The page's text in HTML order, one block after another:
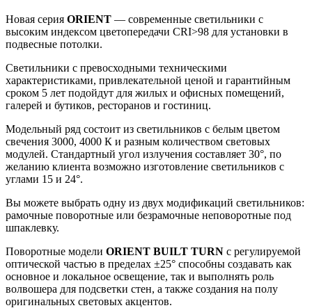
Новая серия ORIENT — современные светильники с
высоким индексом цветопередачи CRI>98 для установки в
подвесные потолки.
Светильники с превосходными техническими
характеристиками, привлекательной ценой и гарантийным
сроком 5 лет подойдут для жилых и офисных помещений,
галерей и бутиков, ресторанов и гостиниц.
Модельный ряд состоит из светильников с белым цветом
свечения 3000, 4000 К и разным количеством световых
модулей. Стандартный угол излучения составляет 30°, по
желанию клиента возможно изготовление светильников с
углами 15 и 24°.
Вы можете выбрать одну из двух модификаций светильников:
рамочные поворотные или безрамочные неповоротные под
шпаклевку.
Поворотные модели ORIENT BUILT TURN с регулируемой
оптической частью в пределах ±25° способны создавать как
основное и локальное освещение, так и выполнять роль
волвошера для подсветки стен, а также создания на полу
оригинальных световых акцентов.